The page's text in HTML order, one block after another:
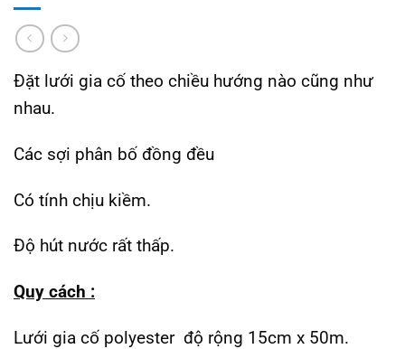
Đặt lưới gia cố theo chiều hướng nào cũng như
nhau.
Các sợi phân bố đồng đều
Có tính chịu kiềm.
Độ hút nước rất thấp.
Quy cách :
Lưới gia cố polyester độ rộng 15cm x 50m.